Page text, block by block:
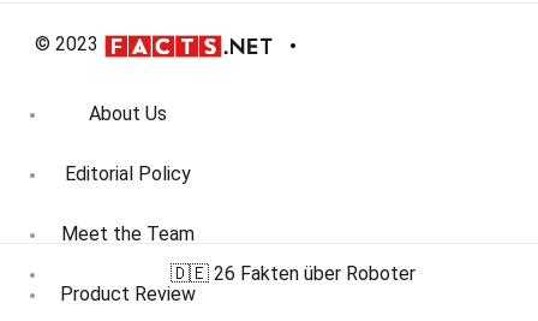
© 2023
About Us
Editorial Policy
Meet the Team
Product Review
🇩🇪 26 Fakten über Roboter